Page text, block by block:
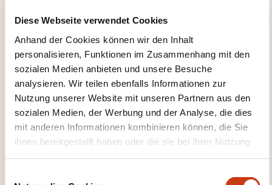
Diese Webseite verwendet Cookies
Anhand der Cookies können wir den Inhalt
personalisieren, Funktionen im Zusammenhang mit den
sozialen Medien anbieten und unsere Besuche
analysieren. Wir teilen ebenfalls Informationen zur
Nutzung unserer Website mit unseren Partnern aus den
sozialen Medien, der Werbung und der Analyse, die dies
mit anderen Informationen kombinieren können, die Sie
ihnen bereitgestellt haben oder die sie bei Ihrer Nutzung
Wie kann ich das
Weiterbildungsinstitut
kontaktieren?